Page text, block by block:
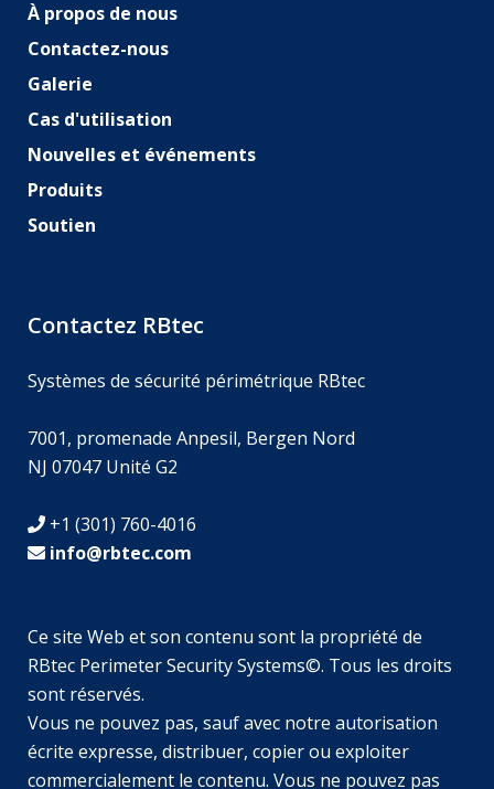
À propos de nous
Contactez-nous
Galerie
Cas d'utilisation
Nouvelles et événements
Produits
Soutien
Contactez RBtec
Systèmes de sécurité périmétrique RBtec
7001, promenade Anpesil, Bergen Nord
NJ 07047 Unité G2
+1 (301) 760-4016
info@rbtec.com
Ce site Web et son contenu sont la propriété de
RBtec Perimeter Security Systems©. Tous les droits
sont réservés.
Vous ne pouvez pas, sauf avec notre autorisation
écrite expresse, distribuer, copier ou exploiter
commercialement le contenu. Vous ne pouvez pas
JA